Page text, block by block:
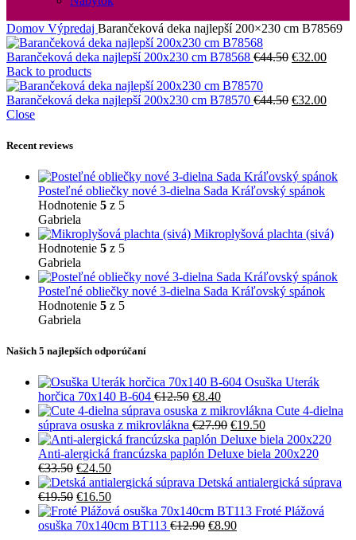
Domov Výpredaj Barančeková deka najlepší 200×230 cm B78569
Barančeková deka najlepší 200x230 cm B78568 €44.50 Pôvodná
€44.50.
€32.00
Back to products
Barančeková deka najlepší 200x230 cm B78570 €44.50 Pôvodná
€32.00
Close
Recent reviews
Posteľné obliečky nové 3-dielna Sada Kráľovský spánok
Hodnotenie 5 z 5
Gabriela
Mikroplyšová plachta (sivá)
Hodnotenie 5 z 5
Gabriela
Posteľné obliečky nové 3-dielna Sada Kráľovský spánok
Hodnotenie 5 z 5
Gabriela
Našich 5 najlepších odporúčaní
Osuška Uterák
horčica 70x140 B-604 €12.50 Pôvodná
cena
bola:
€12.50.
€8.40Aktuálna
cena
je:
€8.40.
Cute 4-dielna
súprava osuska z mikrovlákna €27.90 Pôvodná
cena
bola:
€19.50Aktuálna
cena
je:
Anti-alergická francúzska paplón Deluxe biela 200x220
€33.50 Pôvodná
cena
bola:
€33.50.
€24.50Aktuálna
cena
je:
€24.50.
Detská antialergická súprava
€19.50 Pôvodná
cena
bola:
€16.50Aktuálna
cena
je:
Froté Plážová
osuška 70x140cm BT113 €12.90 Pôvodná
€8.90Aktuálna